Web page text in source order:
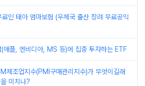
인 태아 엄마보험 (우체국 출산 장려 무료공익
(애플, 엔비디아, MS 등)에 집중 투자하는 ETF
제조업지수(PMI구매관리지수)가 무엇이길래
미치나?